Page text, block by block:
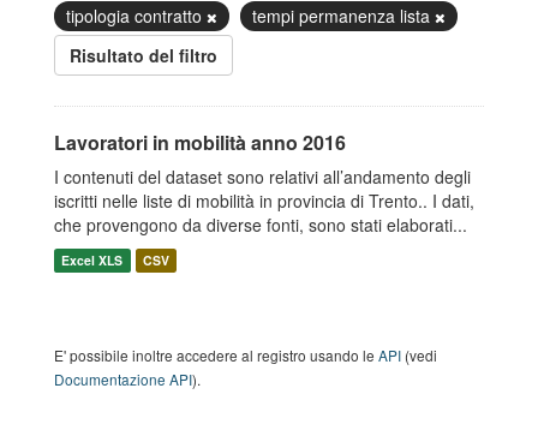
tipologia contratto
tempi permanenza lista
Risultato del filtro
Lavoratori in mobilità anno 2016
I contenuti del dataset sono relativi all’andamento degli
iscritti nelle liste di mobilità in provincia di Trento.. I dati,
che provengono da diverse fonti, sono stati elaborati...
Excel XLS CSV
E' possibile inoltre accedere al registro usando le API (vedi
Documentazione API).